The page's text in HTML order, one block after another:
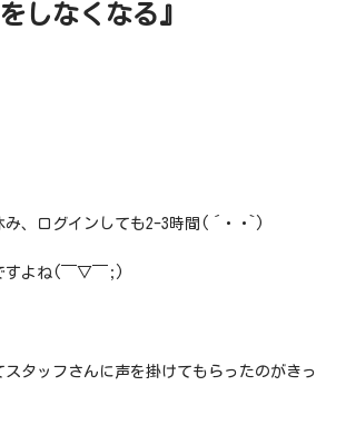
しなくなる』
み、ログインしても2-3時間(´･ ･`)
すよね(￣▽￣;)
タッフさんに声を掛けてもらったのがきっ